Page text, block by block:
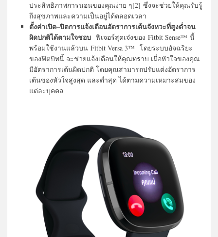
ประสิทธิภาพการนอนของคุณง่าย ๆ[2] ซึ่งจะช่วยให้คุณรับรู้
ถึงสุขภาพและความเป็นอยู่ได้ตลอดเวลา
ตั้งค่าเปิด–ปิดการแจ้งเตือนอัตราการเต้นจังหวะที่สูงต่ำจน
ผิดปกติได้ตามใจชอบ ฟีเจอร์สุดเจ๋งของ Fitbit Sense™ นี้
พร้อมใช้งานแล้วบน Fitbit Versa 3™ โดยระบบอัจฉริยะ
ของฟิตบิทนี้ จะช่วยแจ้งเตือนให้คุณทราบ เมื่อหัวใจของคุณ
มีอัตราการเต้นผิดปกติ โดยคุณสามารถปรับแต่งอัตราการ
เต้นของหัวใจสูงสุด และต่ำสุด ได้ตามความเหมาะสมของ
แต่ละบุคคล